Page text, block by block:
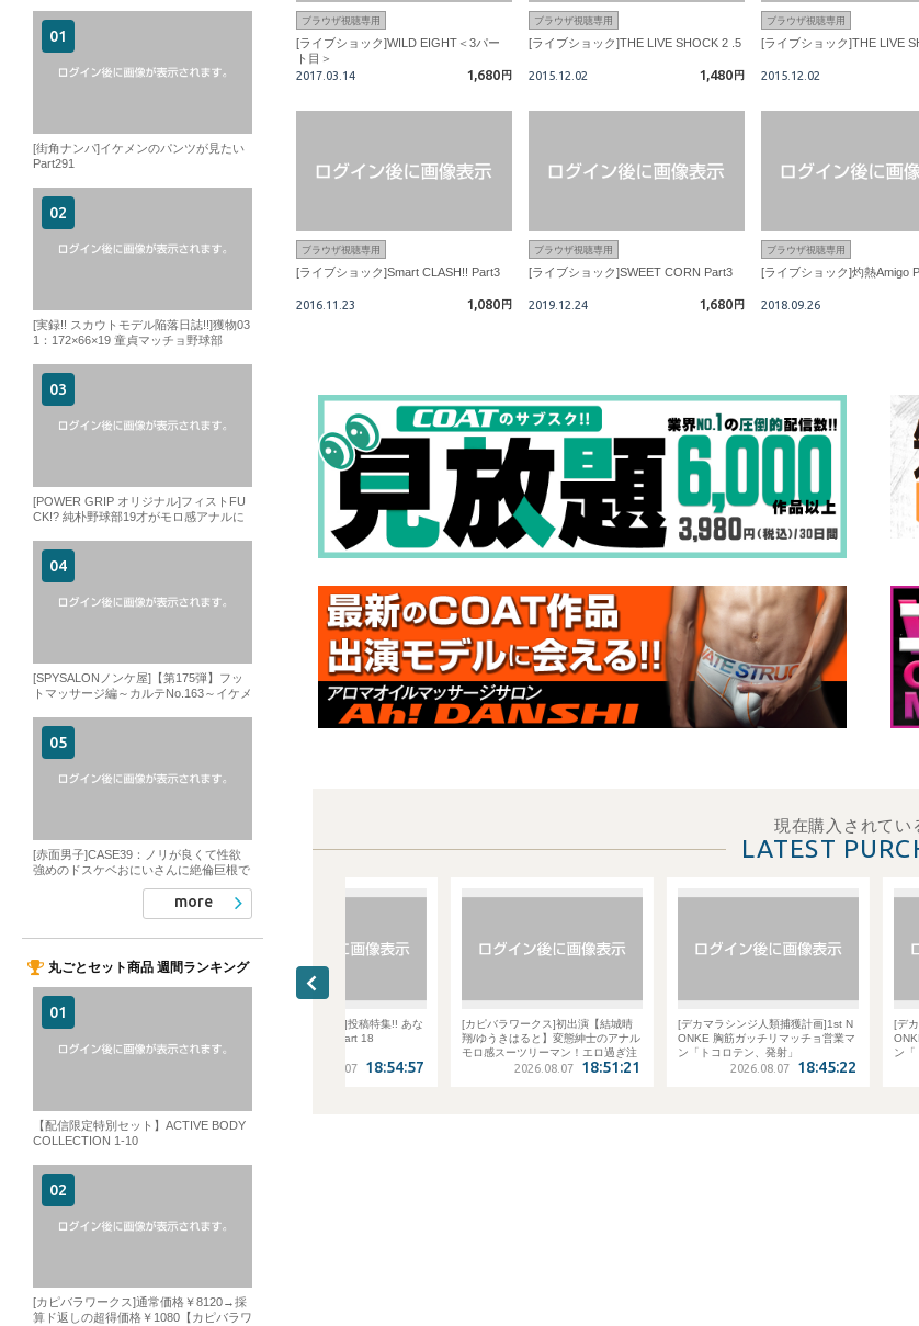
ブラウザ視聴専用
[ライブショック]WILD EIGHT＜3パー
ト目＞
2017.03.14
1,680 円
ブラウザ視聴専用
[ライブショック]THE LIVE SHOCK 2 .5
2015.12.02 1,480 円
ブラウザ視聴専用
[ライブショック]THE LIVE
2015.12.02
ブラウザ視聴専用
[ライブショック]Smart CLASH!! Part3
2016.11.23 1,080 円
ブラウザ視聴専用
[ライブショック]SWEET CORN Part3
2019.12.24 1,680 円
ブラウザ視聴専用
[ライブショック]灼熱Amigo
2018.09.26
現在購入されてい
LATEST
類捕獲計画]1st N
[カピバラワークス]初出演【結城晴
翔/ゆうきはると】変態紳士のアナル
モロ感スーツリーマン！エロ過ぎ注
意！でかまらビンビン尻穴SEXで濃
2026.08.07 18:51:21
[デカマラシンジ人類捕獲計画]1st N
ONKE 胸筋ガッチリマッチョ営業マ
ン「トコロテン、発射」
2026.08.07 18:45:22
[デカマラシンジ人類捕獲
ONKE 胸筋ガッチリマッ
ン「トコロテン、発射」
2026.08.07
[街角ナンパ]イケメンのパンツが見たい
Part291
[実録!! スカウトモデル陥落日誌!!]獲物03
1：172×66×19 童貞マッチョ野球部
[POWER GRIP オリジナル]フィストFU
CK!? 純朴野球部19才がモロ感アナルに
[SPYSALONノンケ屋]【第175弾】フッ
トマッサージ編～カルテNo.163～イケメ
ンドで大量精子垂れ流し!!
[赤面男子]CASE39：ノリが良くて性欲
強めのドスケベおにいさんに絶倫巨根で
more
丸ごとセット商品 週間ランキング
【配信限定特別セット】ACTIVE BODY
COLLECTION 1-10
[カピバラワークス]通常価格￥8120→採
算ド返しの超得価格￥1080【カピバラワ